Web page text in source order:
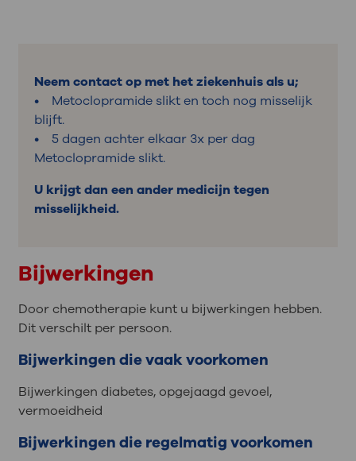
Neem contact op met het ziekenhuis als u;
• Metoclopramide slikt en toch nog misselijk
blijft.
• 5 dagen achter elkaar 3x per dag
Metoclopramide slikt.
U krijgt dan een ander medicijn tegen
misselijkheid.
Bijwerkingen
Door chemotherapie kunt u bijwerkingen hebben.
Dit verschilt per persoon.
Bijwerkingen die vaak voorkomen
Bijwerkingen diabetes, opgejaagd gevoel,
vermoeidheid
Bijwerkingen die regelmatig voorkomen